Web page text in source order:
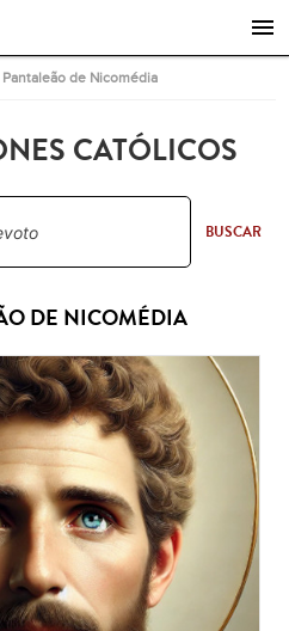
Pantaleão de Nicomédia
CATÓLICOS
BUSCAR
DE NICOMÉDIA